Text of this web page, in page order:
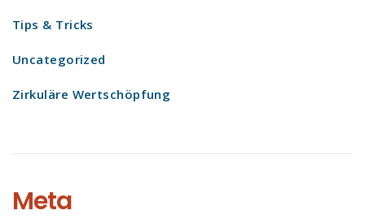
Tips & Tricks
Uncategorized
Zirkuläre Wertschöpfung
Meta